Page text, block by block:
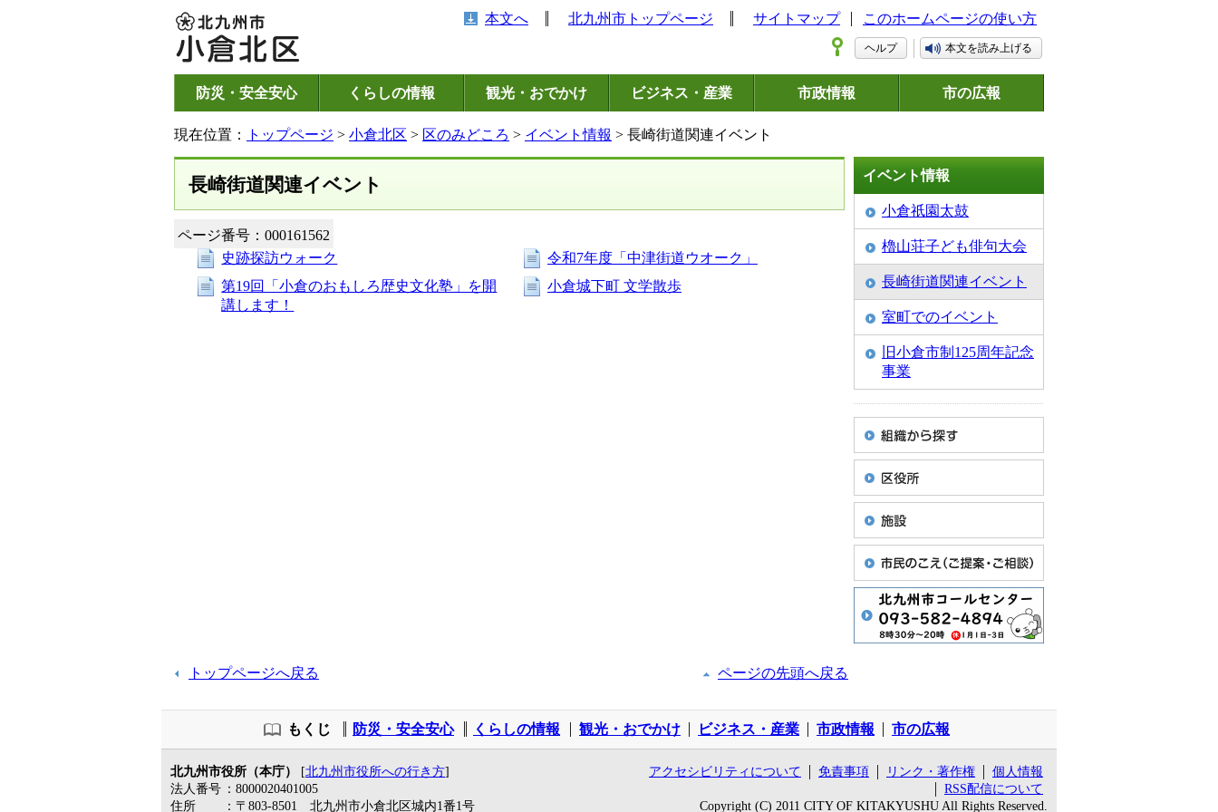
本文へ 北九州市トップページ サイトマップ このホームページの使い方
ヘルプ 本文を読み上げる
防災・安全安心 くらしの情報 観光・おでかけ ビジネス・産業 市政情報 市の広報
現在位置： トップページ > 小倉北区 > 区のみどころ > イベント情報 > 長崎街道関連イベント
長崎街道関連イベント
ページ番号：000161562
史跡探訪ウォーク
令和7年度「中津街道ウオーク」
第19回「小倉のおもしろ歴史文化塾」を開
講します！
小倉城下町 文学散歩
イベント情報
小倉祇園太鼓
櫓山荘子ども俳句大会
長崎街道関連イベント
室町でのイベント
旧小倉市制125周年記念
事業
トップページへ戻る ページの先頭へ戻る
もくじ 防災・安全安心 くらしの情報 観光・おでかけ ビジネス・産業 市政情報 市の広報
北九州市役所（本庁） [北九州市役所への行き方]
法人番号 ：8000020401005
住所
：〒803-8501 北九州市小倉北区城内1番1号
アクセシビリティについて 免責事項 リンク・著作権
個人情報
RSS配信について
Copyright (C) 2011 CITY OF KITAKYUSHU All Rights Reserved.